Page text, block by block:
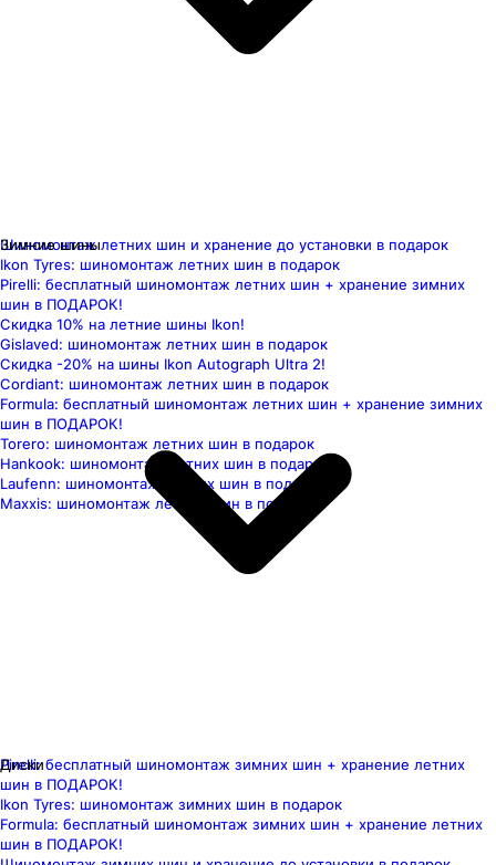
Шиномонтаж летних шин и хранение до установки в подарок
Ikon Tyres: шиномонтаж летних шин в подарок
Pirelli: бесплатный шиномонтаж летних шин + хранение зимних
шин в ПОДАРОК!
Скидка 10% на летние шины Ikon!
Gislaved: шиномонтаж летних шин в подарок
Скидка -20% на шины Ikon Autograph Ultra 2!
Cordiant: шиномонтаж летних шин в подарок
Formula: бесплатный шиномонтаж летних шин + хранение зимних
шин в ПОДАРОК!
Torero: шиномонтаж летних шин в подарок
Hankook: шиномонтаж летних шин в подарок
Laufenn: шиномонтаж летних шин в подарок
Maxxis: шиномонтаж летних шин в подарок
Зимние шины
Pirelli: бесплатный шиномонтаж зимних шин + хранение летних
шин в ПОДАРОК!
Ikon Tyres: шиномонтаж зимних шин в подарок
Formula: бесплатный шиномонтаж зимних шин + хранение летних
шин в ПОДАРОК!
Диски